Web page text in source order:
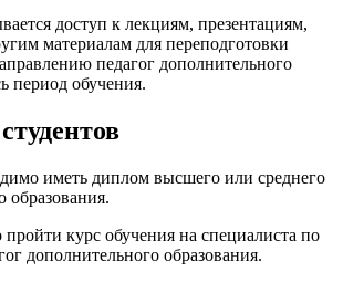
доступ к лекциям, презентациям,
материалам для переподготовки
педагог дополнительного
период обучения.
иметь диплом высшего или среднего
образования.
курс обучения на специалиста по
дополнительного образования.